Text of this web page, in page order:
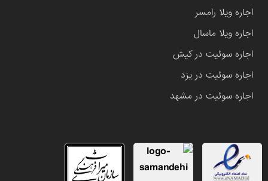
اجاره ویلا رامسر
اجاره ویلا ماسال
اجاره سوئیت در کیش
اجاره سوئیت در یزد
اجاره سوئیت در مشهد